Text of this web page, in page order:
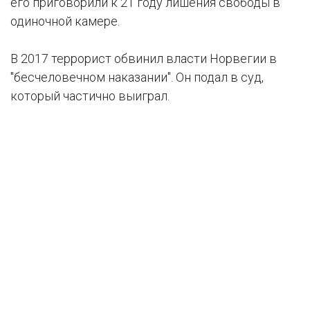
одиночной камере.
В 2017 террорист обвинил власти Норвегии в
"бесчеловечном наказании". Он подал в суд,
который частично выиграл.